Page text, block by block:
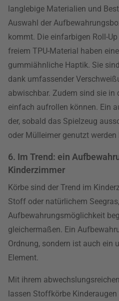
langlebige Materialien und
Auswahl der
kommt. Die einfarbigen Roll-
freiem TPU-Material haben
gummiähnliche Haptik. Sie
dank umfassender
abwischbar. Zudem sind sie in
einfach aufrollen können. Ein
der, sobald das Spielzeug
oder Mülleimer genutzt werden
6. Im Trend: ein
Kinderzimmer
Körbe sind der Trend im
Stoff oder natürlichem
Aufbewahrungsmöglichkeit
gleichermaßen. Ein
Ordnung, sondern ist auch ein
Element.
Mit ihrem
lassen Stoffkörbe